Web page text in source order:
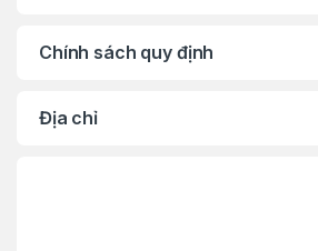
Chính sách quy định
Địa chỉ